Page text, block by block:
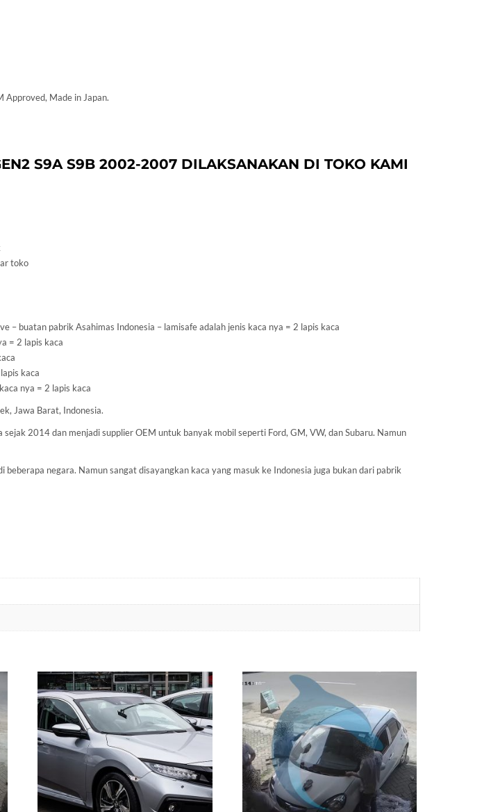
Approved, Made in Japan.
S9A S9B 2002-2007 DILAKSANAKAN DI TOKO KAMI
toko
– buatan pabrik Asahimas Indonesia – lamisafe adalah jenis kaca nya = 2 lapis kaca
= 2 lapis kaca
kaca
nya = 2 lapis kaca
Jawa Barat, Indonesia.
2014 dan menjadi supplier OEM untuk banyak mobil seperti Ford, GM, VW, dan Subaru. Namun
beberapa negara. Namun sangat disayangkan kaca yang masuk ke Indonesia juga bukan dari pabrik